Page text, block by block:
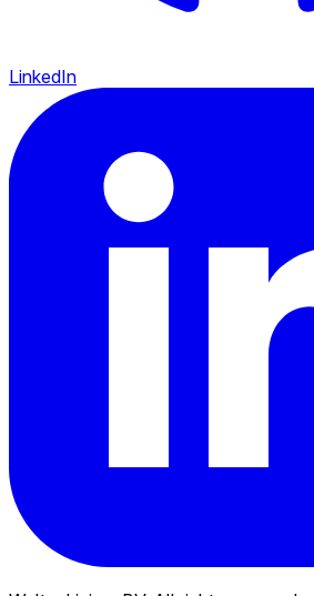
LinkedIn